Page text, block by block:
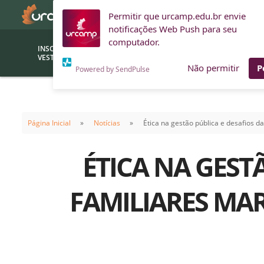
Permitir que urcamp.edu.br envie
notificações Web Push para seu
computador.
Powered by SendPulse Não permitir
INSCRIÇÕES
VESTIBULAR
BOLSAS E
(funcionários/professores)
PROUNI
Descontos
Fiscal
Página Inicial Notícias Ética na gestão pública e desafios
ÉTICA NA
FAMILIARES